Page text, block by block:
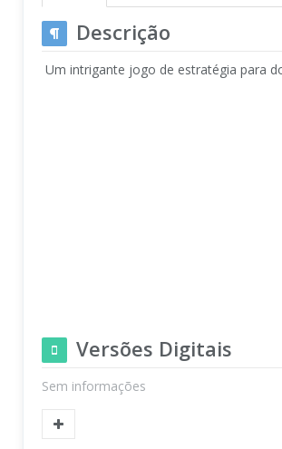
Descrição
Um intrigante jogo de estratégia para
Versões Digitais
Sem informações